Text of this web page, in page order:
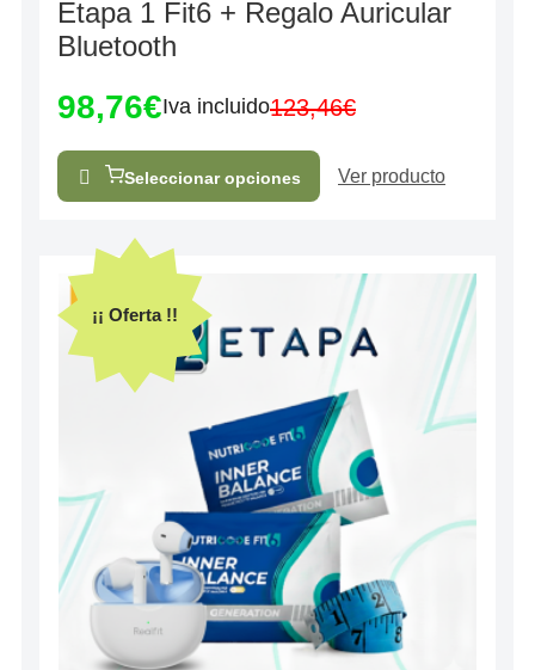
con
0
de
Etapa 1 Fit6 + Regalo Auricular
Bluetooth
123,46€
98,76€Iva incluido
Seleccionar opciones Ver producto
¡¡ Oferta !!